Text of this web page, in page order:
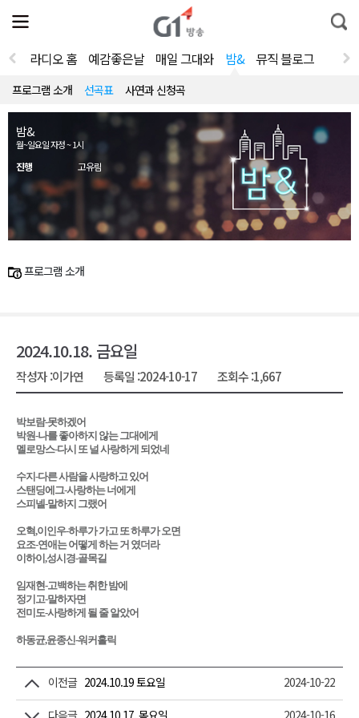
전
체
뉴
열
통
합
라디오 홈 예감좋은날 매일 그대와 밤& 뮤직 블로그
프로그램 소개 선곡표 사연과 신청곡
밤&
월~일요일 자정 ~ 1시
진행 고유림
프로그램 소개
2024.10.18. 금요일
작성자 :이가연 등록일 :2024-10-17 조회수 :1,667
박보람-못하겠어
박원-나를 좋아하지 않는 그대에게
멜로망스-다시 또 널 사랑하게 되었네
수지-다른 사람을 사랑하고 있어
스탠딩에그-사랑하는 너에게
스피넬-말하지 그랬어
오혁,이인우-하루가 가고 또 하루가 오면
요조-연애는 어떻게 하는 거 였더라
이하이,성시경-골목길
임재현-고백하는 취한 밤에
정기고-말하자면
전미도-사랑하게 될 줄 알았어
하동균,윤종신-워커홀릭
이전글 2024.10.19 토요일 2024-10-22
다음글 2024.10.17. 목요일 2024-10-16